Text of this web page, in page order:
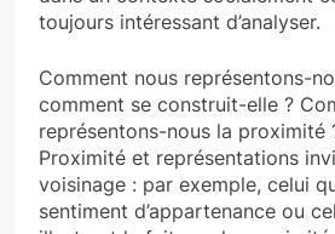
toujours intéressant d’analyser.
Comment nous représentons-
comment se construit-elle ?
représentons-nous la proximité
Proximité et représentations
voisinage : par exemple, celui
sentiment d’appartenance ou